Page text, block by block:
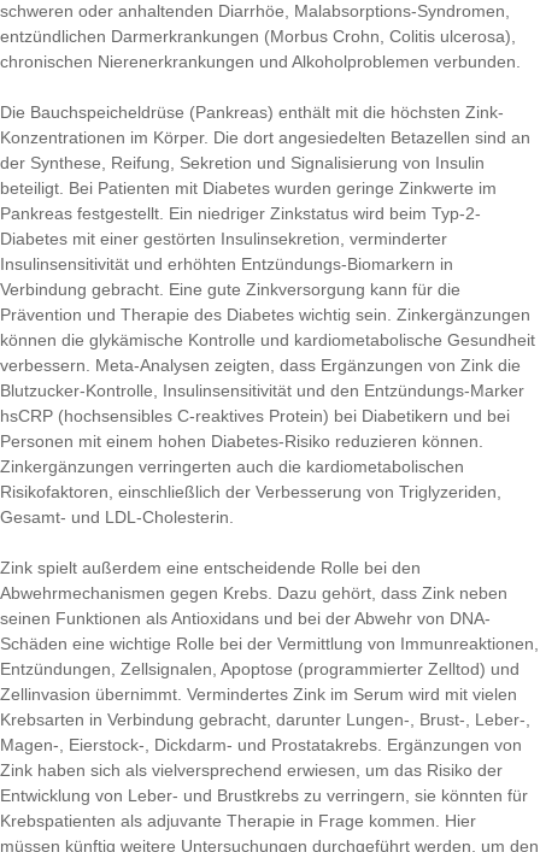
schweren oder anhaltenden Diarrhöe, Malabsorptions-Syndromen,
entzündlichen Darmerkrankungen (Morbus Crohn, Colitis ulcerosa),
chronischen Nierenerkrankungen und Alkoholproblemen verbunden.
Die Bauchspeicheldrüse (Pankreas) enthält mit die höchsten Zink-
Konzentrationen im Körper. Die dort angesiedelten Betazellen sind an
der Synthese, Reifung, Sekretion und Signalisierung von Insulin
beteiligt. Bei Patienten mit Diabetes wurden geringe Zinkwerte im
Pankreas festgestellt. Ein niedriger Zinkstatus wird beim Typ-2-
Diabetes mit einer gestörten Insulinsekretion, verminderter
Insulinsensitivität und erhöhten Entzündungs-Biomarkern in
Verbindung gebracht. Eine gute Zinkversorgung kann für die
Prävention und Therapie des Diabetes wichtig sein. Zinkergänzungen
können die glykämische Kontrolle und kardiometabolische Gesundheit
verbessern. Meta-Analysen zeigten, dass Ergänzungen von Zink die
Blutzucker-Kontrolle, Insulinsensitivität und den Entzündungs-Marker
hsCRP (hochsensibles C-reaktives Protein) bei Diabetikern und bei
Personen mit einem hohen Diabetes-Risiko reduzieren können.
Zinkergänzungen verringerten auch die kardiometabolischen
Risikofaktoren, einschließlich der Verbesserung von Triglyzeriden,
Gesamt- und LDL-Cholesterin.
Zink spielt außerdem eine entscheidende Rolle bei den
Abwehrmechanismen gegen Krebs. Dazu gehört, dass Zink neben
seinen Funktionen als Antioxidans und bei der Abwehr von DNA-
Schäden eine wichtige Rolle bei der Vermittlung von Immunreaktionen,
Entzündungen, Zellsignalen, Apoptose (programmierter Zelltod) und
Zellinvasion übernimmt. Vermindertes Zink im Serum wird mit vielen
Krebsarten in Verbindung gebracht, darunter Lungen-, Brust-, Leber-,
Magen-, Eierstock-, Dickdarm- und Prostatakrebs. Ergänzungen von
Zink haben sich als vielversprechend erwiesen, um das Risiko der
Entwicklung von Leber- und Brustkrebs zu verringern, sie könnten für
Krebspatienten als adjuvante Therapie in Frage kommen. Hier
müssen künftig weitere Untersuchungen durchgeführt werden, um den